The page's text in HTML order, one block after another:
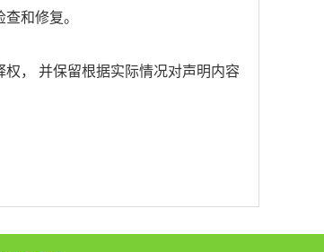
和修复。
， 并保留根据实际情况对声明内容